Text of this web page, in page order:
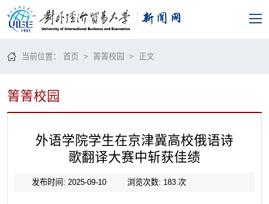
当前位置：首页 >箐箐校园 > 正文
箐箐校园
外语学院学生在京津冀高校俄语诗
歌翻译大赛中斩获佳绩
发布时间: 2025-09-10 浏览次数: 183次